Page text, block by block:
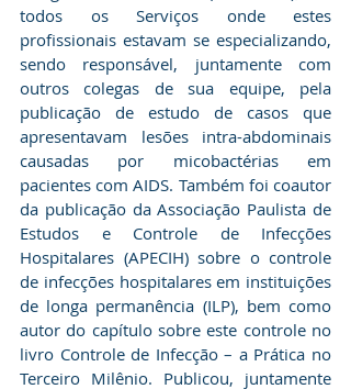
todos os Serviços onde estes
profissionais estavam se especializando,
sendo responsável, juntamente com
outros colegas de sua equipe, pela
publicação de estudo de casos que
apresentavam lesões intra-abdominais
causadas por micobactérias em
pacientes com AIDS. Também foi coautor
da publicação da Associação Paulista de
Estudos e Controle de Infecções
Hospitalares (APECIH) sobre o controle
de infecções hospitalares em instituições
de longa permanência (ILP), bem como
autor do capítulo sobre este controle no
livro Controle de Infecção – a Prática no
Terceiro Milênio. Publicou, juntamente